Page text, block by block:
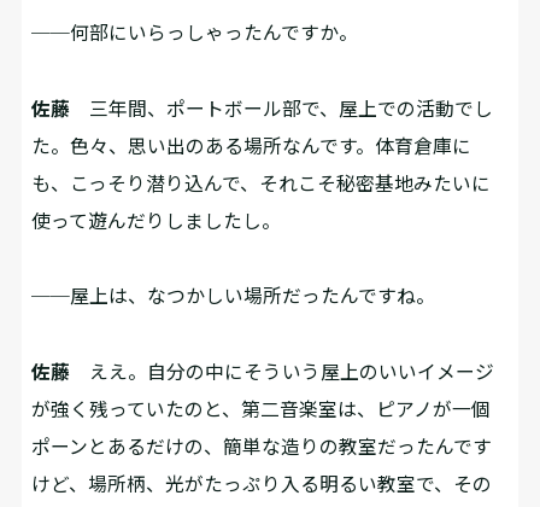
──何部にいらっしゃったんですか。
佐藤 三年間、ポートボール部で、屋上での活動でし
た。色々、思い出のある場所なんです。体育倉庫に
も、こっそり潜り込んで、それこそ秘密基地みたいに
使って遊んだりしましたし。
──屋上は、なつかしい場所だったんですね。
佐藤 ええ。自分の中にそういう屋上のいいイメージ
が強く残っていたのと、第二音楽室は、ピアノが一個
ポーンとあるだけの、簡単な造りの教室だったんです
けど、場所柄、光がたっぷり入る明るい教室で、その